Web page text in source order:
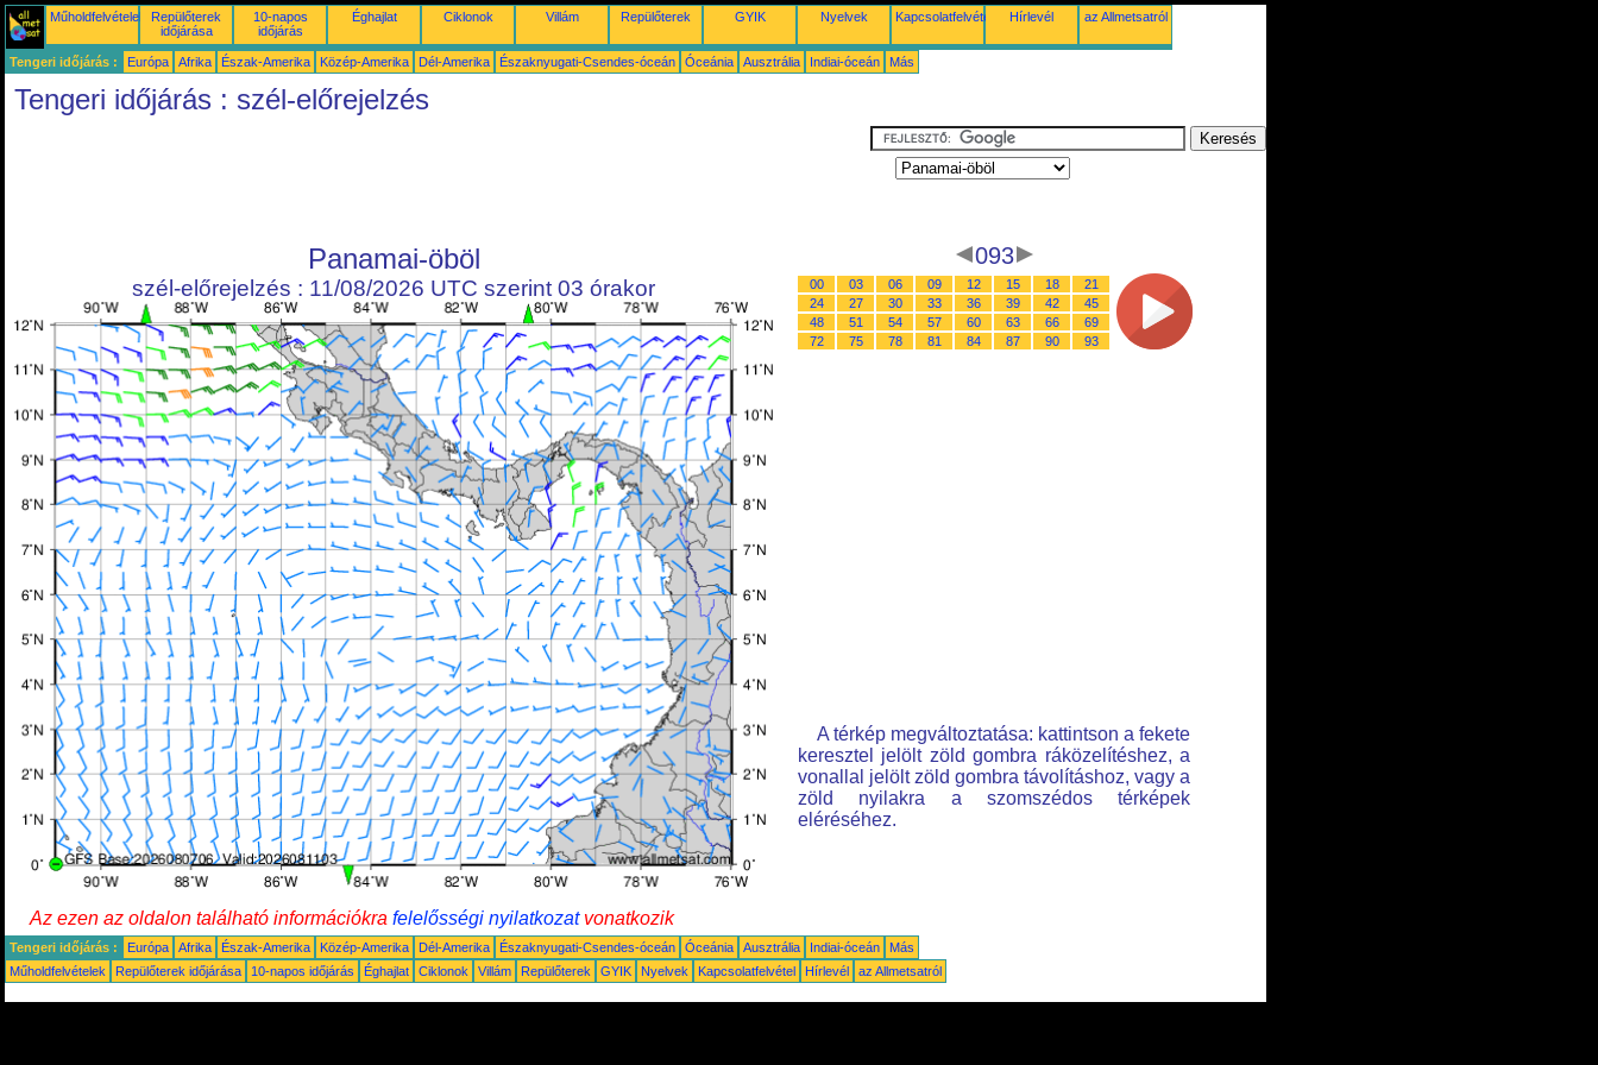
Műholdfelvételek
Repülőterek
időjárása
10-napos
időjárás
Éghajlat Ciklonok Villám Repülőterek GYIK Nyelvek Kapcsolatfelvétel Hírlevél az Allmetsatról
Tengeri időjárás : Európa Afrika Észak-Amerika Közép-Amerika Dél-Amerika Északnyugati-Csendes-óceán Óceánia Ausztrália Indiai-óceán Más
Tengeri időjárás : szél-előrejelzés
Panamai-öböl
szél-előrejelzés : 11/08/2026 UTC szerint 03 órakor
093
00 03 06 09 12 15 18
21
24
27 30 33 36 39 42
45
48
51 54 57 60 63 66
69
72
75 78 81 84 87 90 93
A térkép megváltoztatása: kattintson a fekete
keresztel jelölt zöld gombra ráközelítéshez, a
vonallal jelölt zöld gombra távolításhoz, vagy a
zöld nyilakra a szomszédos térképek
eléréséhez.
Az ezen az oldalon található információkra felelősségi nyilatkozatvonatkozik
Tengeri időjárás : Európa Afrika Észak-Amerika Közép-Amerika Dél-Amerika Északnyugati-Csendes-óceán Óceánia Ausztrália Indiai-óceán
Más
Műholdfelvételek
Repülőterek időjárása 10-napos időjárás Éghajlat Ciklonok Villám Repülőterek GYIK Nyelvek Kapcsolatfelvétel Hírlevél az Allmetsatról